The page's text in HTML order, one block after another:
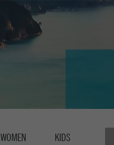
WOMEN KIDS